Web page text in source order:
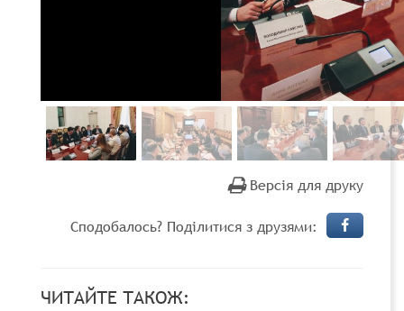
Версія для друку
Сподобалось? Поділитися з друзями:
ЧИТАЙТЕ ТАКОЖ: